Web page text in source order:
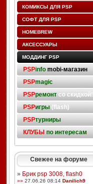
КОМИКСЫ ДЛЯ PSP
СОФТ ДЛЯ PSP
HOMEBREW
АКСЕССУАРЫ
МОДДИНГ PSP
PSPinfo mobi-магазин
PSPmagic
PSPремонтсо скидкой!
PSPигры(flash)
PSPтурниры
КЛУБЫ по интересам
Свежее на форуме
» Брик psp 3008, flash0
»» 27.06.26 08:14 Danilich9